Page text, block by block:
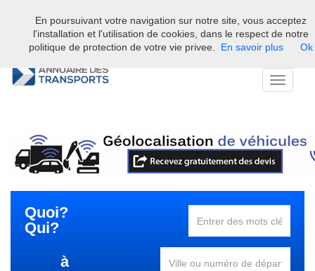
Bienvenue sur l'annuaire professionnel du transport et de la la
logistique en France.
Toggle
Quoi?
Qui?
à
En poursuivant votre navigation sur notre site, vous acceptez
l'installation et l'utilisation de cookies, dans le respect de notre
politique de protection de votre vie privee.
En savoir plus Ok